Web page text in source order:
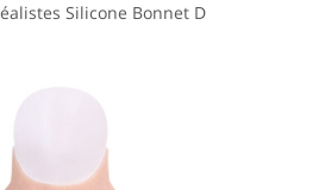
Silicone Bonnet D